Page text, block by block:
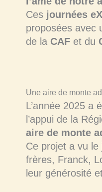
Ces journées
proposées avec
de la CAFet du
Une aire de monte
L’année 2025 a
l’appui de la
aire de monte
Ce projet a vu
frères, Franck,
leur générosité